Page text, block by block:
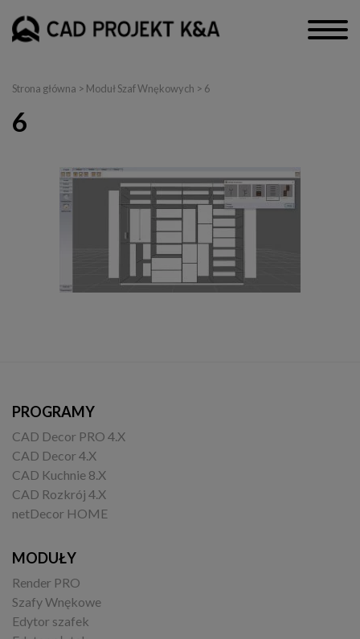
Strona główna > Moduł Szaf Wnękowych > 6
6
PROGRAMY
CAD Decor PRO 4.X
CAD Decor 4.X
CAD Kuchnie 8.X
CAD Rozkrój 4.X
netDecor HOME
MODUŁY
Render PRO
Szafy Wnękowe
Edytor szafek